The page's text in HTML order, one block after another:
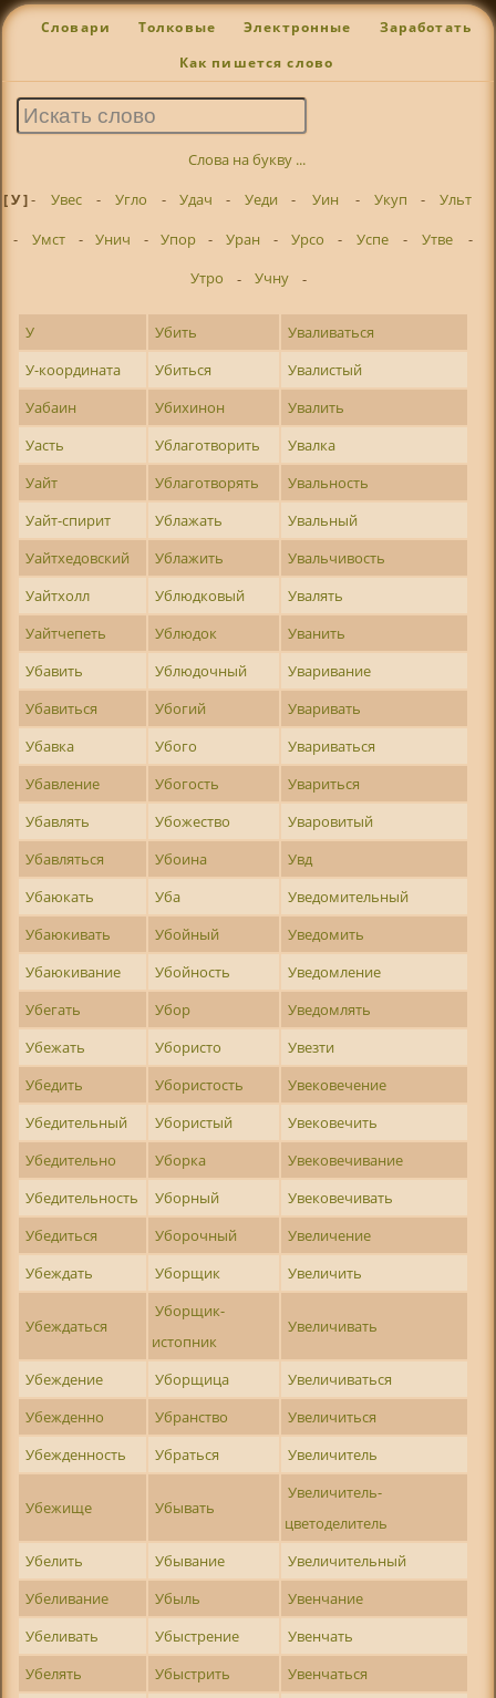
Словари Толковые Электронные Заработать
Как пишется слово
Слова на букву ...
[ У ]- Увес - Угло - Удач - Уеди - Уин - Укуп -
Ульт
-
Умст - Унич - Упор - Уран - Урсо - Успе - Утве
-
Утро
- Учну -
У Убить
Уваливаться
У-координата
Убиться
Увалистый
Уабаин
Убихинон
Увалить
Уасть
Ублаготворить
Увалка
Уайт
Ублаготворять
Увальность
Уайт-спирит
Ублажать
Увальный
Уайтхедовский
Ублажить
Увальчивость
Уайтхолл
Ублюдковый
Увалять
Уайтчепеть
Ублюдок
Уванить
Убавить
Ублюдочный
Уваривание
Убавиться
Убогий
Уваривать
Убавка
Убого
Увариваться
Убавление
Убогость
Увариться
Убавлять
Убожество
Уваровитый
Убавляться
Убоина
Увд
Убаюкать
Уба
Уведомительный
Убаюкивать
Убойный
Уведомить
Убаюкивание
Убойность
Уведомление
Убегать
Убор
Уведомлять
Убежать
Убористо
Увезти
Убедить
Убористость
Увековечение
Убедительный
Убористый
Увековечить
Убедительно
Уборка
Увековечивание
Убедительность
Уборный
Увековечивать
Убедиться
Уборочный
Увеличение
Убеждать
Уборщик Увеличить
Убеждаться
Уборщик-
истопник
Увеличивать
Убеждение Уборщица
Увеличиваться
Убежденно
Убранство
Увеличиться
Убежденность
Убраться Увеличитель
Убежище Убывать
Увеличитель-
цветоделитель
Убелить
Убывание
Увеличительный
Убеливание
Убыль
Увенчание
Убеливать
Убыстрение
Увенчать
Убелять
Убыстрить
Увенчаться